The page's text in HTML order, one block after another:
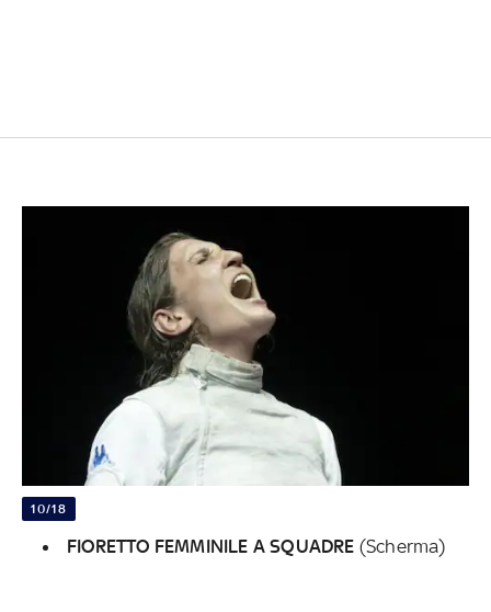
10/18
FIORETTO FEMMINILE A SQUADRE (Scherma)